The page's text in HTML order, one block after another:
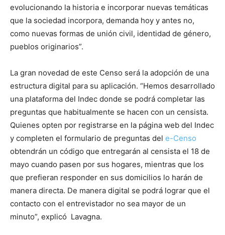
evolucionando la historia e incorporar nuevas temáticas
que la sociedad incorpora, demanda hoy y antes no,
como nuevas formas de unión civil, identidad de género,
pueblos originarios”.
La gran novedad de este Censo será la adopción de una
estructura digital para su aplicación. “Hemos desarrollado
una plataforma del Indec donde se podrá completar las
preguntas que habitualmente se hacen con un censista.
Quienes opten por registrarse en la página web del Indec
y completen el formulario de preguntas del e-Censo
obtendrán un código que entregarán al censista el 18 de
mayo cuando pasen por sus hogares, mientras que los
que prefieran responder en sus domicilios lo harán de
manera directa. De manera digital se podrá lograr que el
contacto con el entrevistador no sea mayor de un
minuto”, explicó Lavagna.